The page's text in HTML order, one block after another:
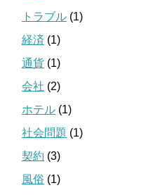
トラブル (1)
経済 (1)
通貨 (1)
会社 (2)
ホテル (1)
社会問題 (1)
契約 (3)
風俗 (1)